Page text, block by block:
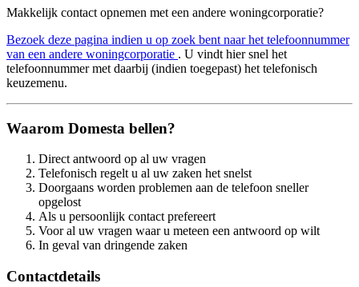
Makkelijk contact opnemen met een andere woningcorporatie?
Bezoek deze pagina indien u op zoek bent naar het telefoonnummer
van een andere woningcorporatie . U vindt hier snel het
telefoonnummer met daarbij (indien toegepast) het telefonisch
keuzemenu.
Waarom Domesta bellen?
Direct antwoord op al uw vragen
Telefonisch regelt u al uw zaken het snelst
Doorgaans worden problemen aan de telefoon sneller
opgelost
Als u persoonlijk contact prefereert
Voor al uw vragen waar u meteen een antwoord op wilt
In geval van dringende zaken
Contactdetails